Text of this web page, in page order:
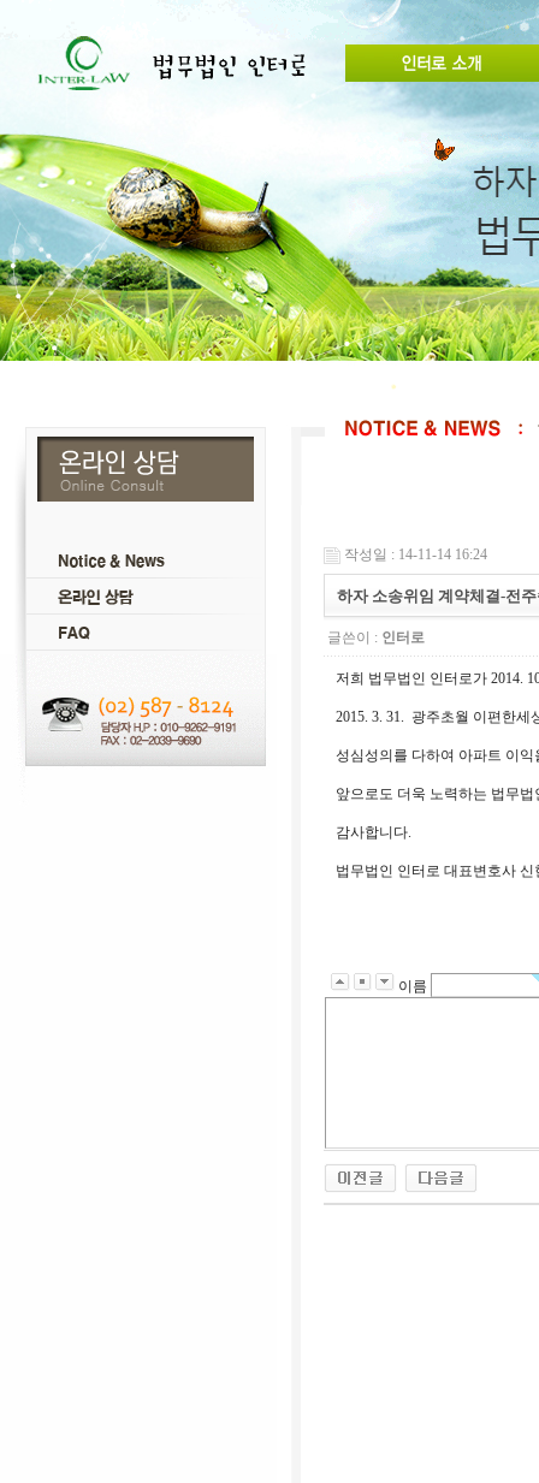
작성일 : 14-11-14 16:24
하자 소송위임 계약체결-전
글쓴이 : 인터로
저희 법무법인 인터로가 2014.
2015. 3. 31. 광주초월 이편한
성심성의를 다하여 아파트 이
앞으로도 더욱 노력하는 법무
감사합니다.
법무법인 인터로 대표변호사 신
이름